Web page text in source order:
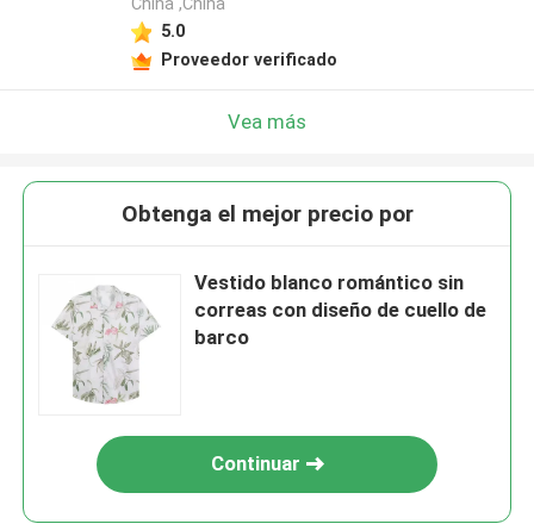
5.0
Proveedor verificado
Vea más
Obtenga el mejor precio por
Vestido blanco romántico sin
correas con diseño de cuello de
barco
Continuar